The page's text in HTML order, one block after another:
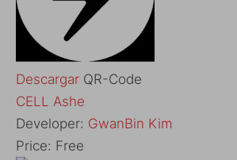
Descargar QR-Code
CELL Ashe
Developer: GwanBin Kim
Price: Free